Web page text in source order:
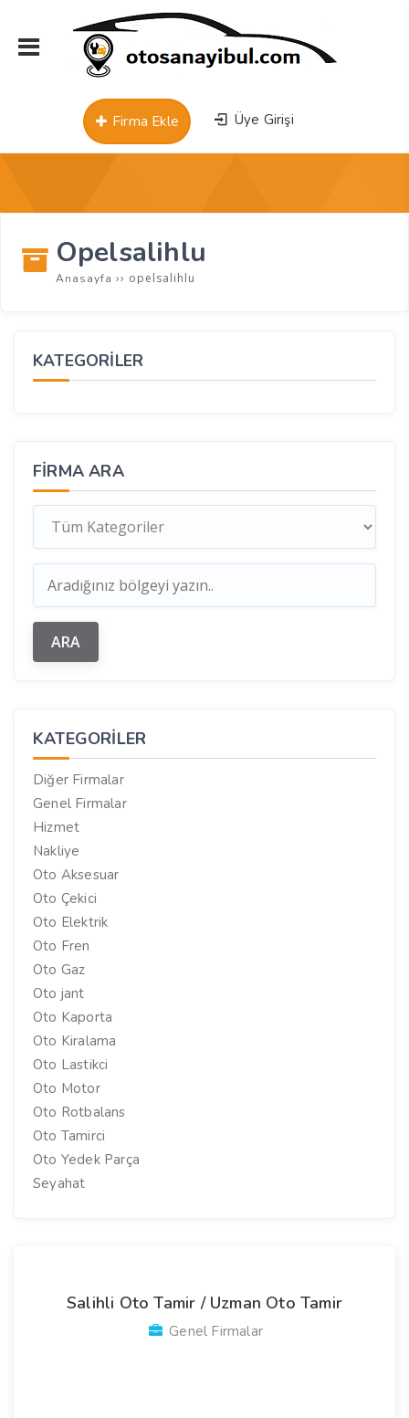
Üye Girişi
Firma Ekle
Opelsalihlu
Anasayfa ›› opelsalihlu
KATEGORİLER
FIRMA ARA
KATEGORILER
Diğer Firmalar
Genel Firmalar
Hizmet
Nakliye
Oto Aksesuar
Oto Çekici
Oto Elektrik
Oto Fren
Oto Gaz
Oto jant
Oto Kaporta
Oto Kiralama
Oto Lastikci
Oto Motor
Oto Rotbalans
Oto Tamirci
Oto Yedek Parça
Seyahat
Salihli Oto Tamir / Uzman Oto Tamir
Genel Firmalar